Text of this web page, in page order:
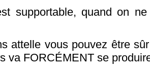
supportable, quand on
attelle vous pouvez être
va FORCÉMENT se